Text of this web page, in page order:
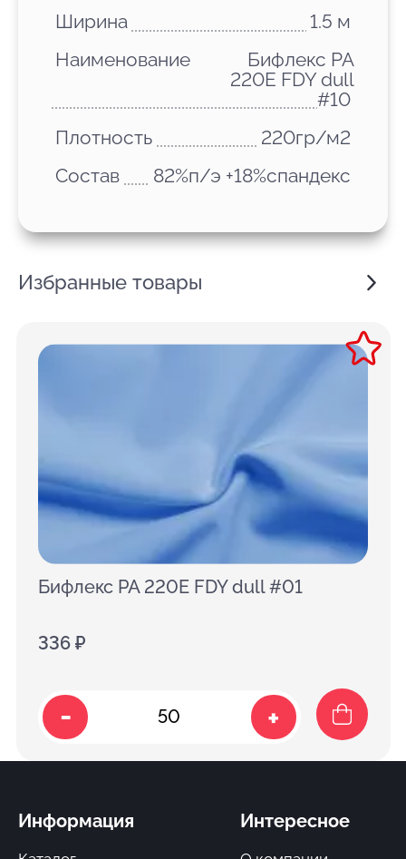
Ширина
1.5 м
Наименование
Бифлекс PA
220E FDY dull
#10
Плотность
220гр/м2
Состав
82%п/э +18%спандекс
Избранные товары
Бифлекс PA 220E FDY dull #01
336 ₽
- +
Информация Интересное